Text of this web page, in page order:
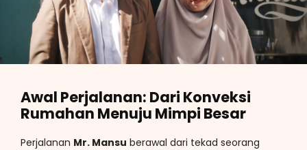
Awal Perjalanan: Dari Konveksi
Rumahan Menuju Mimpi Besar
Perjalanan Mr. Mansu berawal dari tekad seorang